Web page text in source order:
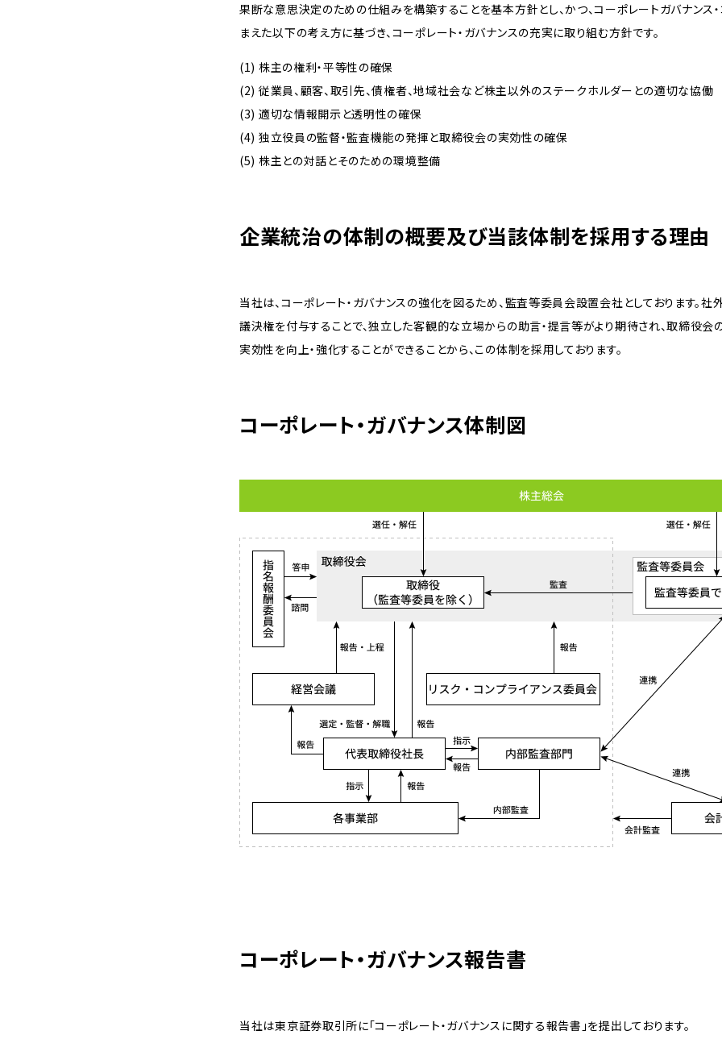
果断な意思決定のための仕組みを構築することを基本方針とし、かつ、コーポレートガバナンス
まえた以下の考え方に基づき、コーポレート・ガバナンスの充実に取り組む方針です。
(1) 株主の権利・平等性の確保
(2) 従業員、顧客、取引先、債権者、地域社会など株主以外のステークホルダーとの適切な協働
(3) 適切な情報開示と透明性の確保
(4) 独立役員の監督・監査機能の発揮と取締役会の実効性の確保
(5) 株主との対話とそのための環境整備
企業統治の体制の概要及び当該体制を採用する理由
当社は、コーポレート・ガバナンスの強化を図るため、監査等委員会設置会社としております。
議決権を付与することで、独立した客観的な立場からの助言・提言等がより期待され、取締役
実効性を向上・強化することができることから、この体制を採用しております。
コーポレート・ガバナンス体制図
コーポレート・ガバナンス報告書
当社は東京証券取引所に「コーポレート・ガバナンスに関する報告書」を提出しております。